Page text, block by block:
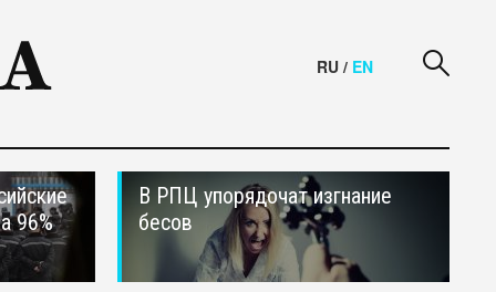
RU / EN
96%
В РПЦ упорядочат изгнание
бесов